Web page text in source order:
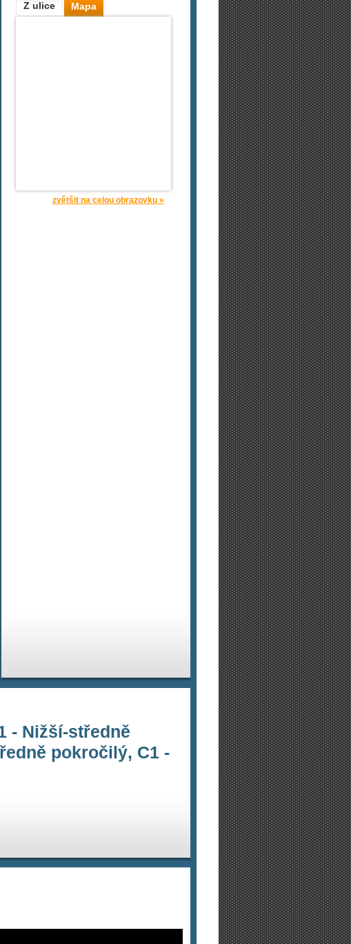
Z ulice Mapa
zvětšit na celou obrazovku »
- Nižší-středně
pokročilý, C1 -